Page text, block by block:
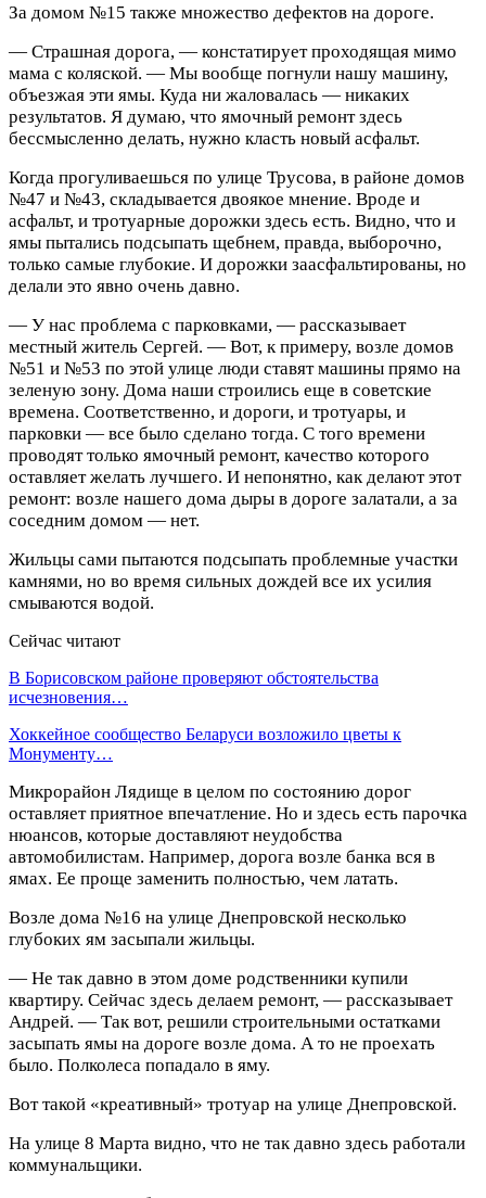
За домом №15 также множество дефектов на дороге.
— Страшная дорога, — констатирует проходящая мимо
мама с коляской. — Мы вообще погнули нашу машину,
объезжая эти ямы. Куда ни жаловалась — никаких
результатов. Я думаю, что ямочный ремонт здесь
бессмысленно делать, нужно класть новый асфальт.
Когда прогуливаешься по улице Трусова, в районе домов
№47 и №43, складывается двоякое мнение. Вроде и
асфальт, и тротуарные дорожки здесь есть. Видно, что и
ямы пытались подсыпать щебнем, правда, выборочно,
только самые глубокие. И дорожки заасфальтированы, но
делали это явно очень давно.
— У нас проблема с парковками, — рассказывает
местный житель Сергей. — Вот, к примеру, возле домов
№51 и №53 по этой улице люди ставят машины прямо на
зеленую зону. Дома наши строились еще в советские
времена. Соответственно, и дороги, и тротуары, и
парковки — все было сделано тогда. С того времени
проводят только ямочный ремонт, качество которого
оставляет желать лучшего. И непонятно, как делают этот
ремонт: возле нашего дома дыры в дороге залатали, а за
соседним домом — нет.
Жильцы сами пытаются подсыпать проблемные участки
камнями, но во время сильных дождей все их усилия
смываются водой.
Сейчас читают
В Борисовском районе проверяют обстоятельства
исчезновения…
Хоккейное сообщество Беларуси возложило цветы к
Монументу…
Микрорайон Лядище в целом по состоянию дорог
оставляет приятное впечатление. Но и здесь есть парочка
нюансов, которые доставляют неудобства
автомобилистам. Например, дорога возле банка вся в
ямах. Ее проще заменить полностью, чем латать.
Возле дома №16 на улице Днепровской несколько
глубоких ям засыпали жильцы.
— Не так давно в этом доме родственники купили
квартиру. Сейчас здесь делаем ремонт, — рассказывает
Андрей. — Так вот, решили строительными остатками
засыпать ямы на дороге возле дома. А то не проехать
было. Полколеса попадало в яму.
Вот такой «креативный» тротуар на улице Днепровской.
На улице 8 Марта видно, что не так давно здесь работали
коммунальщики.